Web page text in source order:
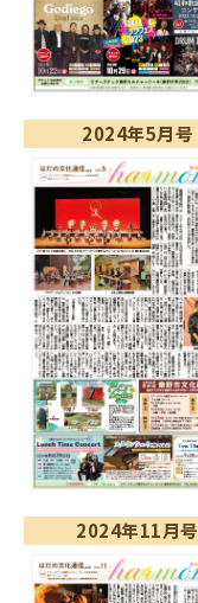
2024年5月号
2024年11月号